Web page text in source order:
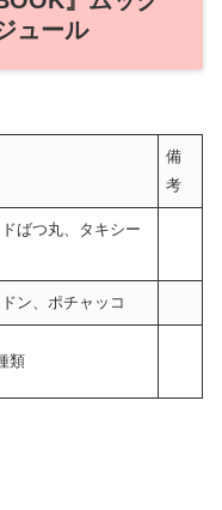
ュール
備
考
ばつ丸、タキシー
ン、ポチャッコ
類